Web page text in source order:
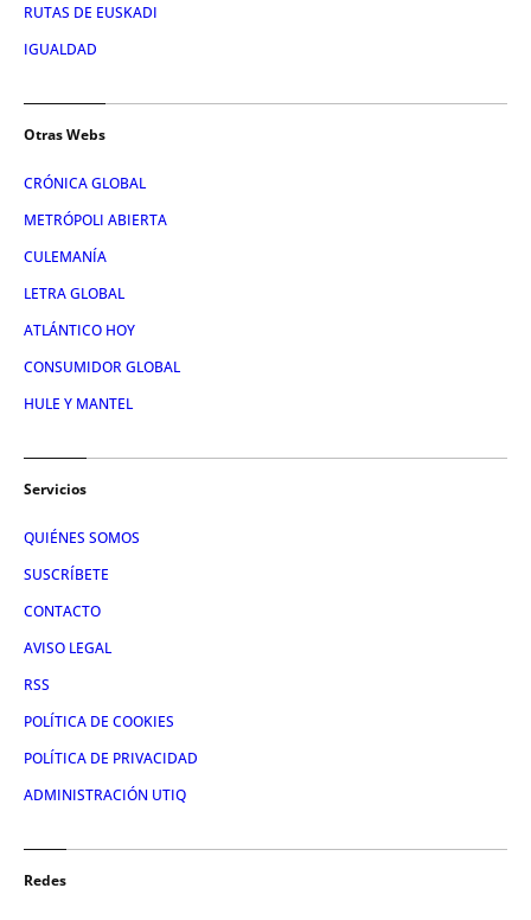
RUTAS DE EUSKADI
IGUALDAD
Otras Webs
CRÓNICA GLOBAL
METRÓPOLI ABIERTA
CULEMANÍA
LETRA GLOBAL
ATLÁNTICO HOY
CONSUMIDOR GLOBAL
HULE Y MANTEL
Servicios
QUIÉNES SOMOS
SUSCRÍBETE
CONTACTO
AVISO LEGAL
RSS
POLÍTICA DE COOKIES
POLÍTICA DE PRIVACIDAD
ADMINISTRACIÓN UTIQ
Redes